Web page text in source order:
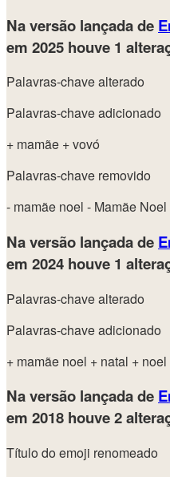
Na versão lançada de
em 2025 houve 1
Palavras-chave alterado
Palavras-chave adicionado
+ mamãe + vovó
Palavras-chave removido
- mamãe noel - Mamãe Noel
Na versão lançada de
em 2024 houve 1
Palavras-chave alterado
Palavras-chave adicionado
+ mamãe noel + natal + noel
Na versão lançada de
em 2018 houve 2
Título do emoji renomeado